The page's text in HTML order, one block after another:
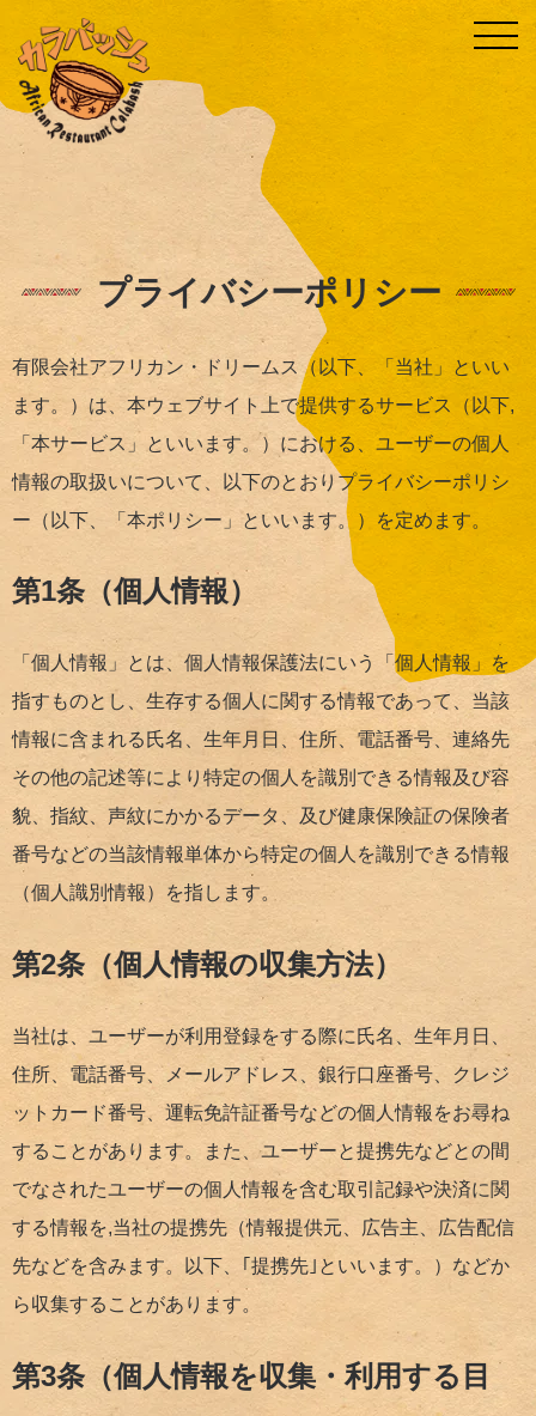
プライバシーポリシー
有限会社アフリカン・ドリームス（以下、「当社」といい
ます。）は、本ウェブサイト上で提供するサービス（以下,
「本サービス」といいます。）における、ユーザーの個人
情報の取扱いについて、以下のとおりプライバシーポリシ
ー（以下、「本ポリシー」といいます。）を定めます。
第1条（個人情報）
「個人情報」とは、個人情報保護法にいう「個人情報」を
指すものとし、生存する個人に関する情報であって、当該
情報に含まれる氏名、生年月日、住所、電話番号、連絡先
その他の記述等により特定の個人を識別できる情報及び容
貌、指紋、声紋にかかるデータ、及び健康保険証の保険者
番号などの当該情報単体から特定の個人を識別できる情報
（個人識別情報）を指します。
第2条（個人情報の収集方法）
当社は、ユーザーが利用登録をする際に氏名、生年月日、
住所、電話番号、メールアドレス、銀行口座番号、クレジ
ットカード番号、運転免許証番号などの個人情報をお尋ね
することがあります。また、ユーザーと提携先などとの間
でなされたユーザーの個人情報を含む取引記録や決済に関
する情報を,当社の提携先（情報提供元、広告主、広告配信
先などを含みます。以下、｢提携先｣といいます。）などか
ら収集することがあります。
第3条（個人情報を収集・利用する目